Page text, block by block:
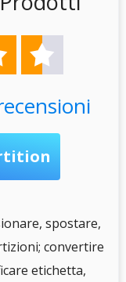

spostare,
convertire
etichetta,